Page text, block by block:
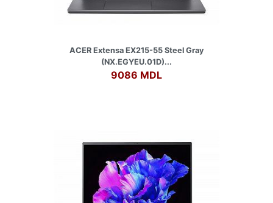
ACER Extensa EX215-55 Steel Gray
(NX.EGYEU.01D)...
9086 MDL